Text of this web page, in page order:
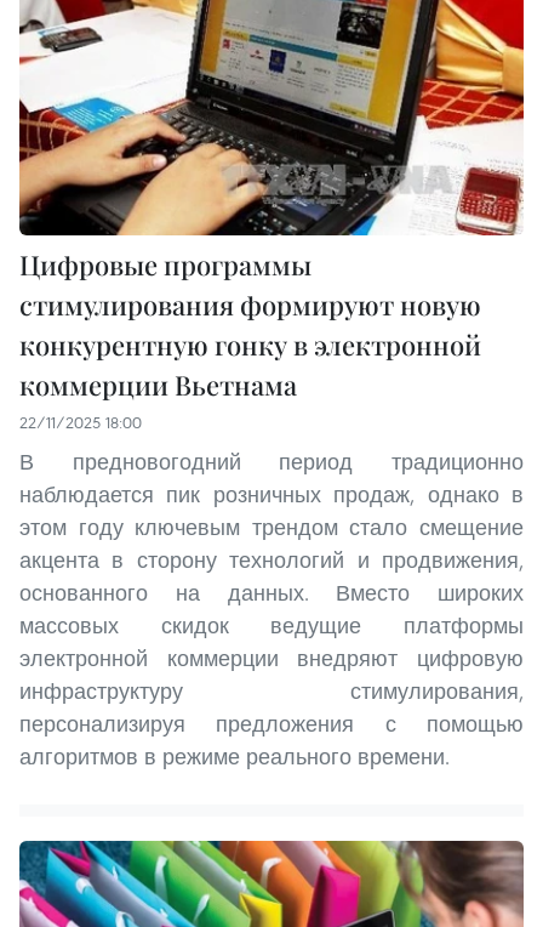
Цифровые программы
стимулирования формируют новую
конкурентную гонку в электронной
коммерции Вьетнама
22/11/2025 18:00
В предновогодний период традиционно
наблюдается пик розничных продаж, однако в
этом году ключевым трендом стало смещение
акцента в сторону технологий и продвижения,
основанного на данных. Вместо широких
массовых скидок ведущие платформы
электронной коммерции внедряют цифровую
инфраструктуру стимулирования,
персонализируя предложения с помощью
алгоритмов в режиме реального времени.